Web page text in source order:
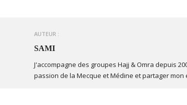
AUTEUR :
SAMI
J'accompagne des groupes Hajj & Omra depuis
passion de la Mecque et Médine et partager